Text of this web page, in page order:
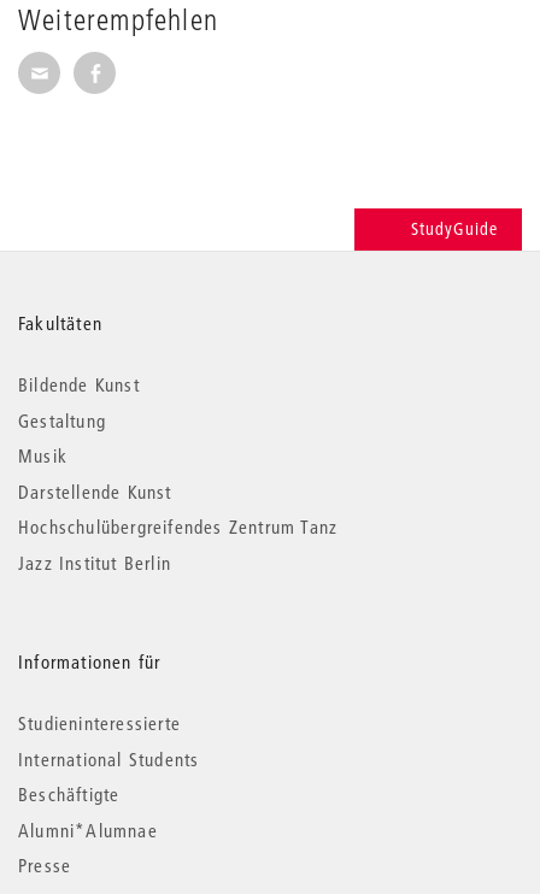
Weiterempfehlen
Seite per E-Mail weiterempfehlen
Seite auf Facebook weiterempfehlen
StudyGuide
Weitere
Informationen
Fakultäten
Bildende Kunst
Gestaltung
Musik
Darstellende Kunst
Hochschulübergreifendes Zentrum Tanz
Jazz Institut Berlin
Informationen für
Studieninteressierte
International Students
Beschäftigte
Alumni*Alumnae
Presse